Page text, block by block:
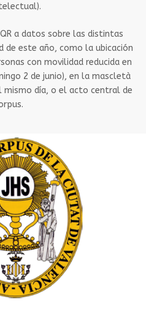
a datos sobre las distintas
de este año, como la ubicación
con movilidad reducida en
2 de junio), en la mascletà
mismo día, o el acto central de